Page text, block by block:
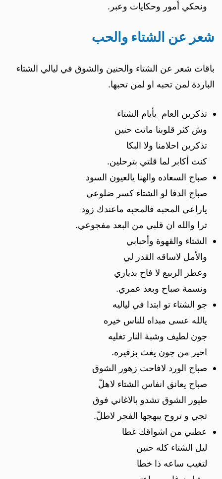
ونحكي أمور وحكايات وعبر.
شعر عن الشتاء والحب
باقات شعر عن الشتاء والحنين والشوق في ليالي الشتاء
الباردة لمن تحبه او لمن تحبها.
تذكرين العام بأيام الشتاء
وش كثر قلوبنا ماتت حنين
تذكرين احلامنا ولا البكا
كنت أكابر لما قلتي بترحلين.
صباح السعاده والهنا يالعيون السود
صباح الدفا لو الشتاء كسر ضلوعي
ياراعي المحبه فالمحبه ماعندك زود
ترا والله ان قلبي من البعد مفجوعي.
الشتاء والقهوة وأحبابي
والأمل لاساقه القدر لي
وعطر الربيع لا فاح بدياري
ونسمة صباح وبعد عمري.
جو الشتاء تو ابتدا في لياليه
يالله عسى مبداه للناس خيره
جون لطيف وشبة النار تغليه
اخير من جون يغث بزفيره.
صباح الورد لافاحت زهور الشوق
صباح يعانق انفاس الشتاء لاهلّ
طيور الشوق تشدو بالاغاني فوق
تجي و تروح يبهجها الفجر لاطلّ.
عطني من اشواقك غطا
ليل الشتاء كله حنين
لتغيب ساعه ذا خطا